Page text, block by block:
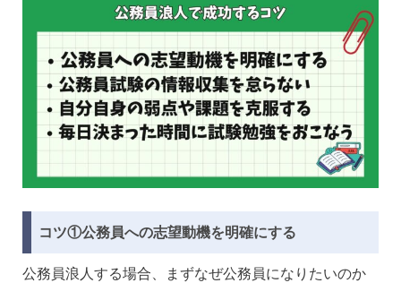
コツ①公務員への志望動機を明確にする
公務員浪人する場合、まずなぜ公務員になりたいのか